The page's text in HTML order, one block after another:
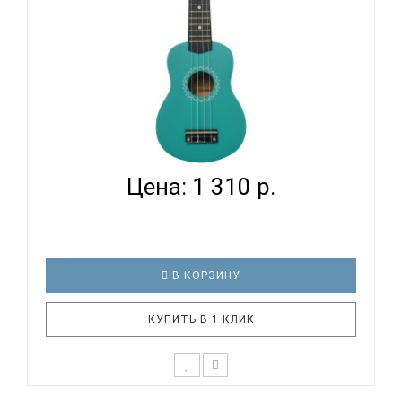
TERRIS JUS-10 TIF - УКУЛЕЛЕ СОПРАНО
Цена: 1 310 р.
В КОРЗИНУ
КУПИТЬ В 1 КЛИК